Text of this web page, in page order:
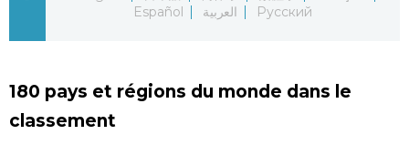
Tokyo
Español
العربية Русский
180 pays et régions du monde dans le
classement